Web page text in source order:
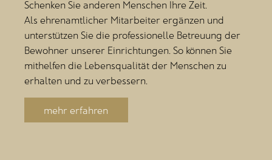
Schenken Sie anderen Menschen Ihre Zeit.
Als ehrenamtlicher Mitarbeiter ergänzen und
unterstützen Sie die professionelle Betreuung der
Bewohner unserer Einrichtungen. So können Sie
mithelfen die Lebensqualität der Menschen zu
erhalten und zu verbessern.
mehr erfahren